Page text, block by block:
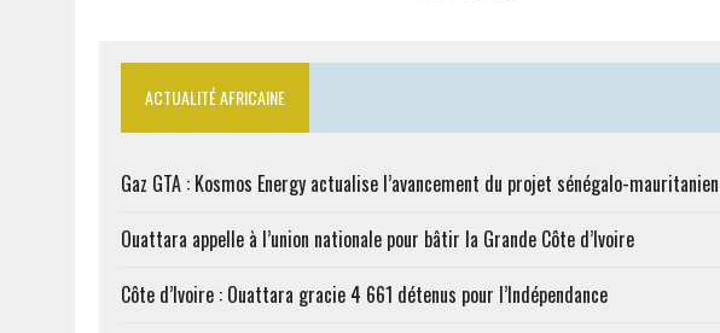
ACTUALITÉ AFRICAINE
Gaz GTA : Kosmos Energy actualise l’avancement du projet sénégalo-mauritanien
Ouattara appelle à l’union nationale pour bâtir la Grande Côte d’Ivoire
Côte d’Ivoire : Ouattara gracie 4 661 détenus pour l’Indépendance